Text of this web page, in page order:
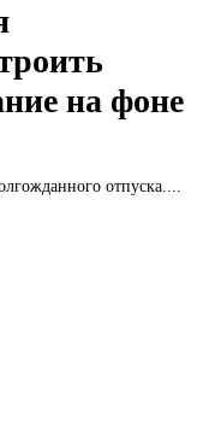
на фоне
отпуска....